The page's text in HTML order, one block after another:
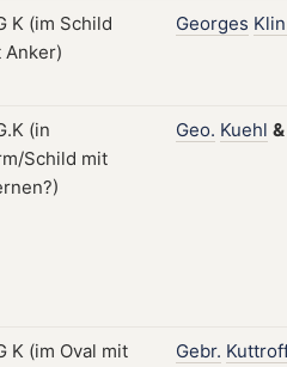
Georges
Geo. Kuehl &
Gebr.